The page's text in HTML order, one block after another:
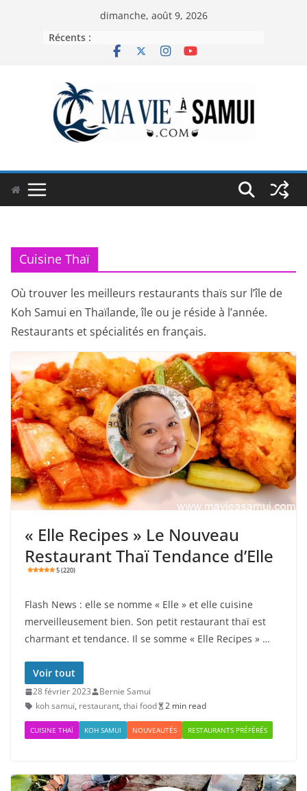
dimanche, août 9, 2026
Récents :
Cuisine Thaï
Où trouver les meilleurs restaurants thaïs sur l’île de
Koh Samui en Thaïlande, île ou je réside à l’année.
Restaurants et spécialités en français.
« Elle Recipes » Le Nouveau
Restaurant Thaï Tendance d’Elle
5 (220)
Flash News : elle se nomme « Elle » et elle cuisine
merveilleusement bien. Son petit restaurant thaï est
charmant et tendance. Il se somme « Elle Recipes » …
Voir tout
28 février 2023
Bernie Samui
koh samui, restaurant, thai food 2 min read
CUISINE THAÏ KOH SAMUI NOUVEAUTÉS RESTAURANTS PRÉFÉRÉS